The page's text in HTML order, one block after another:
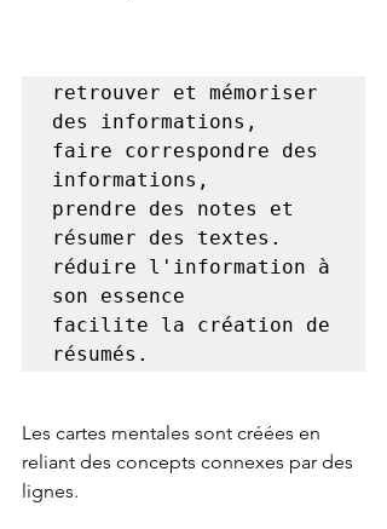
retrouver et mémoriser
des informations,
faire correspondre des
informations,
prendre des notes et
résumer des textes.
réduire l'information à
son essence
facilite la création de
résumés.
Les cartes mentales sont créées en
reliant des concepts connexes par des
lignes.